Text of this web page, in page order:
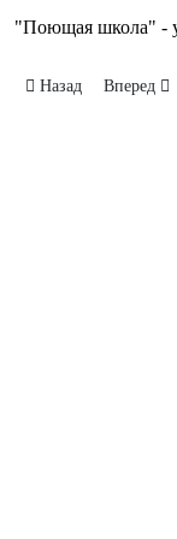
"Поющая школа" -
Предыдущий:
Назад Вперед